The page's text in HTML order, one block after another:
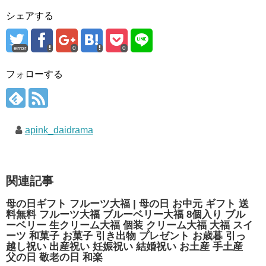
シェアする
error 0 0
フォローする
apink_daidrama
関連記事
母の日ギフト フルーツ大福 | 母の日 お中元 ギフト 送
料無料 フルーツ大福 ブルーベリー大福 8個入り ブル
ーベリー 生クリーム大福 個装 クリーム大福 大福 スイ
ーツ 和菓子 お菓子 引き出物 プレゼント お歳暮 引っ
越し祝い 出産祝い 妊娠祝い 結婚祝い お土産 手土産
父の日 敬老の日 和楽